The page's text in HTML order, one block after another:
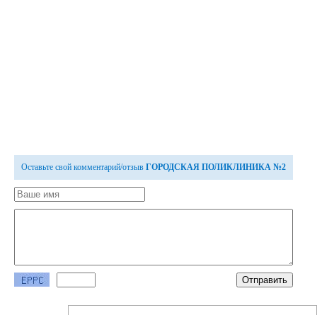
Оставьте свой комментарий/отзыв ГОРОДСКАЯ ПОЛИКЛИНИКА №2